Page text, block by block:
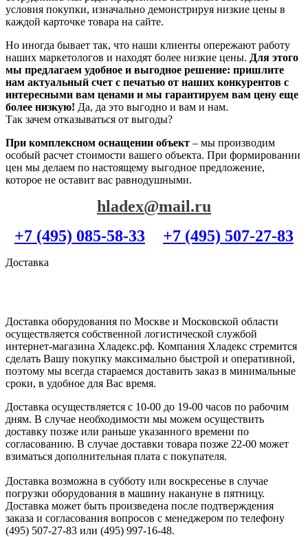
условия покупки, изначально демонстрируя низкие цены в
каждой карточке товара на сайте.
Но иногда бывает так, что наши клиенты опережают работу
наших маркетологов и находят более низкие цены. Для этого
мы предлагаем удобное и выгодное решение: пришлите
нам актуальный счет с печатью от наших конкурентов с
интересными вам ценами и мы гарантируем вам цену еще
более низкую! Да, да это выгодно и вам и нам.
Так зачем отказываться от выгоды?
При комплексном оснащении объект – мы производим
особый расчет стоимости вашего объекта. При формировании
цен мы делаем по настоящему выгодное предложение,
которое не оставит вас равнодушными.
hladex@mail.ru
+7 (495) 085-58-33
+7 (495) 507-27-83
Доставка
Доставка оборудования по Москве и Московской области
осуществляется собственной логистической службой
интернет-магазина Хладекс.рф. Компания Хладекс стремится
сделать Вашу покупку максимально быстрой и оперативной,
поэтому мы всегда стараемся доставить заказ в минимальные
сроки, в удобное для Вас время.
Доставка осуществляется с 10-00 до 19-00 часов по рабочим
дням. В случае необходимости мы можем осуществить
доставку позже или раньше указанного времени по
согласованию. В случае доставки товара позже 22-00 может
взиматься дополнительная плата с покупателя.
Доставка возможна в субботу или воскресенье в случае
погрузки оборудования в машину накануне в пятницу.
Доставка может быть произведена после подтверждения
заказа и согласования вопросов с менеджером по телефону
(495) 507-27-83 или (495) 997-16-48.